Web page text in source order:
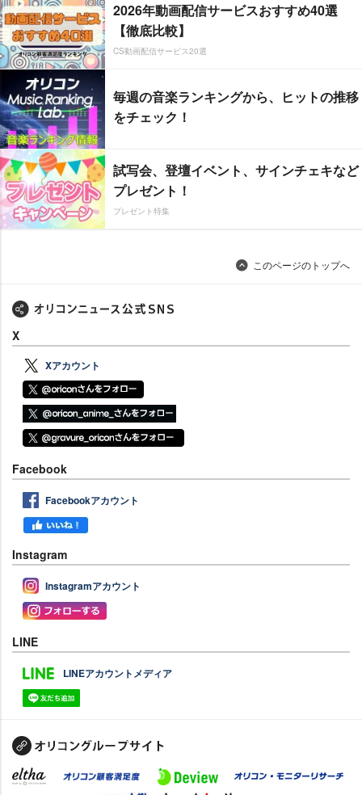
2026年動画配信サービスおすすめ40選
【徹底比較】
CS動画配信サービス20選
毎週の音楽ランキングから、ヒットの推移
をチェック！
試写会、登壇イベント、サインチェキなど
プレゼント！
プレゼント特集
このページのトップへ
X
Xアカウント
Facebook
Facebookアカウント
Instagram
Instagramアカウント
LINE
LINEアカウントメディア